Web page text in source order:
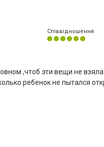
Співвідношення
,чтоб эти вещи не
ребенок не пытался